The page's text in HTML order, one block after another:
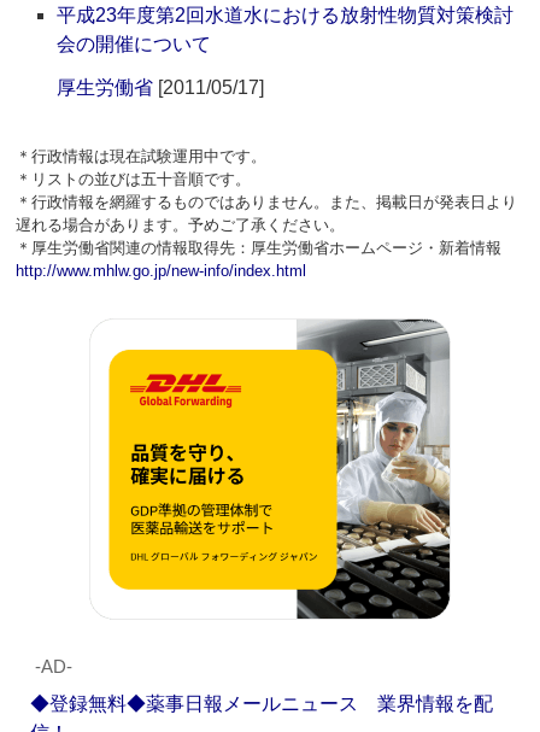
平成23年度第2回水道水における放射性物質対策検討
会の開催について
厚生労働省 [2011/05/17]
＊行政情報は現在試験運用中です。
＊リストの並びは五十音順です。
＊行政情報を網羅するものではありません。また、掲載日が発表日より
遅れる場合があります。予めご了承ください。
＊厚生労働省関連の情報取得先：厚生労働省ホームページ・新着情報
http://www.mhlw.go.jp/new-info/index.html
‐AD‐
◆登録無料◆薬事日報メールニュース 業界情報を配